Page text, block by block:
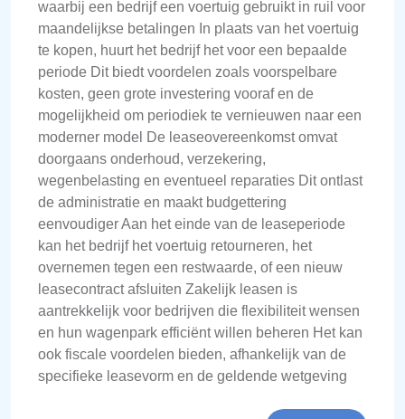
waarbij een bedrijf een voertuig gebruikt in ruil voor
maandelijkse betalingen In plaats van het voertuig
te kopen, huurt het bedrijf het voor een bepaalde
periode Dit biedt voordelen zoals voorspelbare
kosten, geen grote investering vooraf en de
mogelijkheid om periodiek te vernieuwen naar een
moderner model De leaseovereenkomst omvat
doorgaans onderhoud, verzekering,
wegenbelasting en eventueel reparaties Dit ontlast
de administratie en maakt budgettering
eenvoudiger Aan het einde van de leaseperiode
kan het bedrijf het voertuig retourneren, het
overnemen tegen een restwaarde, of een nieuw
leasecontract afsluiten Zakelijk leasen is
aantrekkelijk voor bedrijven die flexibiliteit wensen
en hun wagenpark efficiënt willen beheren Het kan
ook fiscale voordelen bieden, afhankelijk van de
specifieke leasevorm en de geldende wetgeving